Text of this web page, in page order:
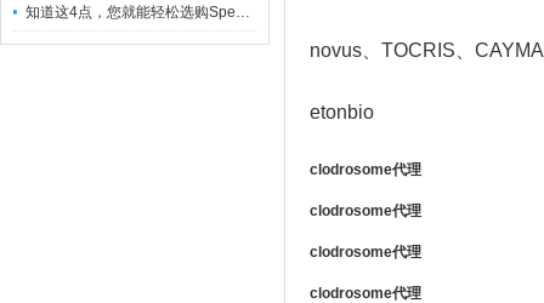
知道这4点，您就能轻松选购Spectrum 膜
novus 、TOCRIS 、
etonbio
clodrosome代理
clodrosome代理
clodrosome代理
clodrosome代理